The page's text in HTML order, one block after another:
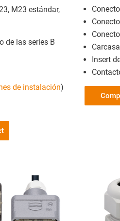
M23 estándar,
de las series B
de instalación)
Insert